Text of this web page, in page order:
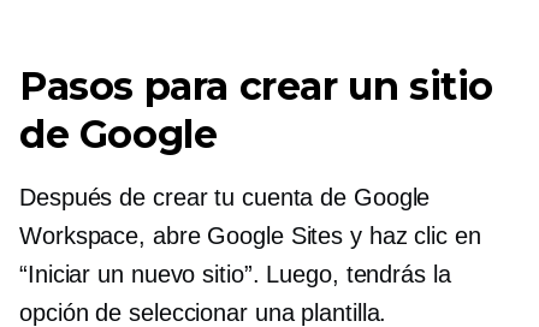
Pasos para crear un sitio
de Google
Después de crear tu cuenta de Google
Workspace, abre Google Sites y haz clic en
“Iniciar un nuevo sitio”. Luego, tendrás la
opción de seleccionar una plantilla.